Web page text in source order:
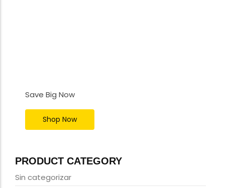
Save Big Now
Shop Now
PRODUCT CATEGORY
Sin categorizar